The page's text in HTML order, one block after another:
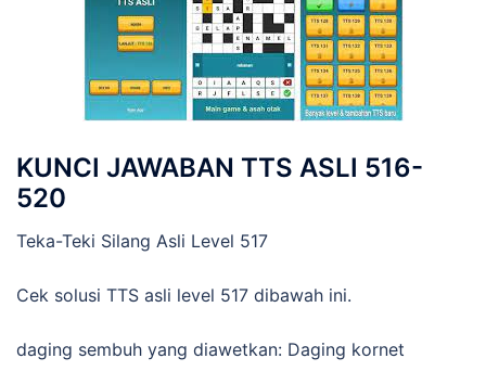
KUNCI JAWABAN TTS ASLI 516-
520
Teka-Teki Silang Asli Level 517
Cek solusi TTS asli level 517 dibawah ini.
daging sembuh yang diawetkan: Daging kornet